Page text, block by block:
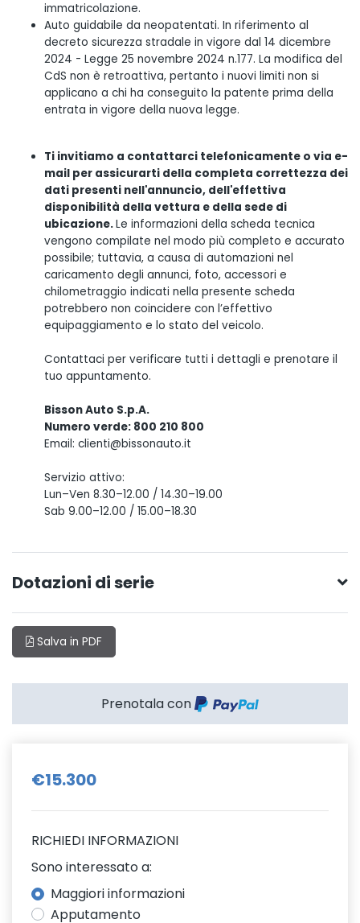
immatricolazione.
Auto guidabile da neopatentati. In riferimento al
decreto sicurezza stradale in vigore dal 14 dicembre
2024 - Legge 25 novembre 2024 n.177. La modifica del
CdS non è retroattiva, pertanto i nuovi limiti non si
applicano a chi ha conseguito la patente prima della
entrata in vigore della nuova legge.
Ti invitiamo a contattarci telefonicamente o via e-
mail per assicurarti della completa correttezza dei
dati presenti nell'annuncio, dell'effettiva
disponibilità della vettura e della sede di
ubicazione.Le informazioni della scheda tecnica
vengono compilate nel modo più completo e accurato
possibile; tuttavia, a causa di automazioni nel
caricamento degli annunci, foto, accessori e
chilometraggio indicati nella presente scheda
potrebbero non coincidere con l’effettivo
equipaggiamento e lo stato del veicolo.
Contattaci per verificare tutti i dettagli e prenotare il
tuo appuntamento.
Bisson Auto S.p.A.
Numero verde: 800 210 800
Email: clienti@bissonauto.it
Servizio attivo:
Lun–Ven 8.30–12.00 / 14.30–19.00
Sab 9.00–12.00 / 15.00–18.30
Dotazioni di serie
Salva in PDF
Prenotala con
€15.300
RICHIEDI INFORMAZIONI
Sono interessato a:
Maggiori informazioni
Apputamento